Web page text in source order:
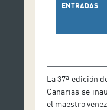
ENTRADAS
La 37ª edición
Canarias se
el maestro